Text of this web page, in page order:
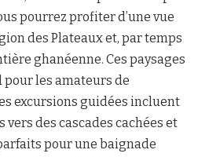
pourrez profiter d’une vue
des Plateaux et, par temps
ghanéenne. Ces paysages
les amateurs de
excursions guidées incluent
des cascades cachées et
pour une baignade